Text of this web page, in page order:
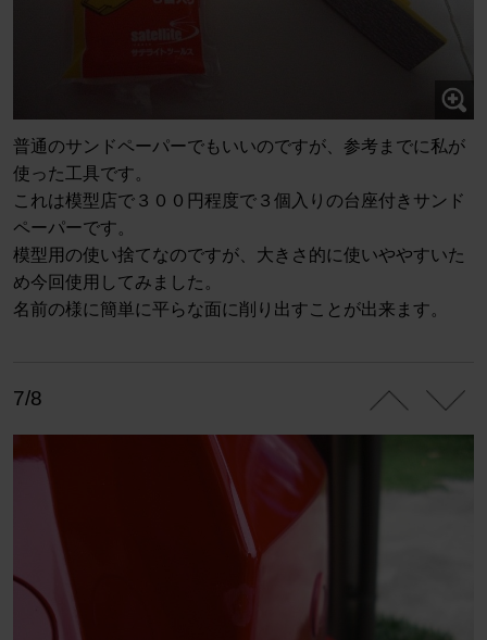
普通のサンドペーパーでもいいのですが、参考までに私が
使った工具です。
これは模型店で３００円程度で３個入りの台座付きサンド
ペーパーです。
模型用の使い捨てなのですが、大きさ的に使いややすいた
め今回使用してみました。
名前の様に簡単に平らな面に削り出すことが出来ます。
7/8